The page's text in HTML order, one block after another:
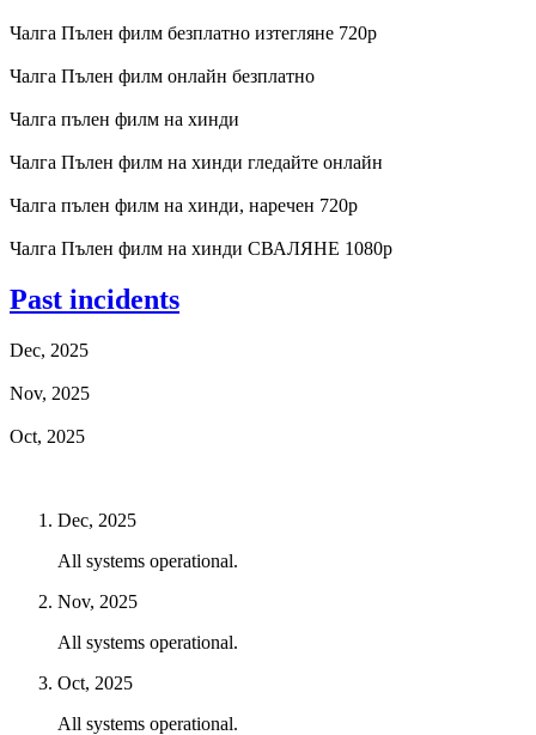
Чалга Пълен филм безплатно изтегляне 720p
Чалга Пълен филм онлайн безплатно
Чалга пълен филм на хинди
Чалга Пълен филм на хинди гледайте онлайн
Чалга пълен филм на хинди, наречен 720p
Чалга Пълен филм на хинди СВАЛЯНЕ 1080p
Past incidents
Dec, 2025
Nov, 2025
Oct, 2025
Dec, 2025
All systems operational.
Nov, 2025
All systems operational.
Oct, 2025
All systems operational.